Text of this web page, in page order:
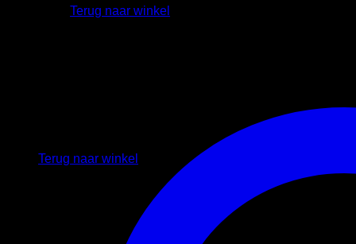
Terug naar winkel
Geen producten in de winkelwagen.
Terug naar winkel